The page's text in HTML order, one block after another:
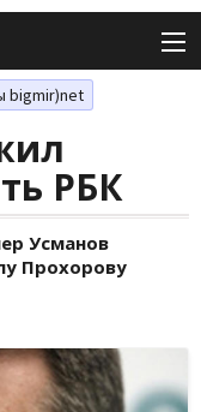
bigmir)net
РБК
Усманов
Прохорову